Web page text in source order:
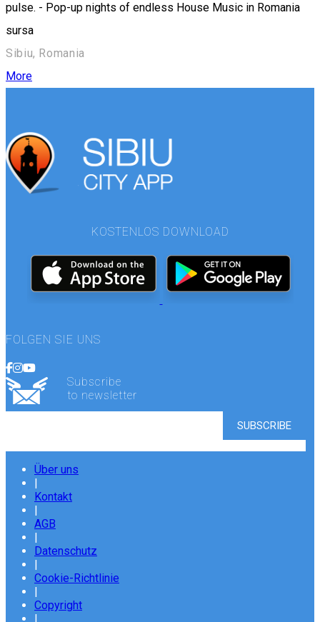
pulse. - Pop-up nights of endless House Music in Romania
sursa
Sibiu, Romania
More
KOSTENLOS DOWNLOAD
FOLGEN SIE UNS
Subscribe
to newsletter
Über uns
Kontakt
AGB
Datenschutz
Cookie-Richtlinie
Copyright